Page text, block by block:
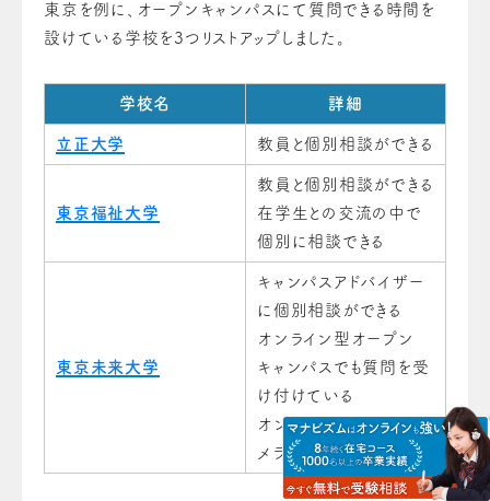
東京を例に、オープンキャンパスにて質問できる時間を
設けている学校を3つリストアップしました。
学校名 詳細
立正大学 教員と個別相談ができる
東京福祉大学
教員と個別相談ができる
在学生との交流の中で
個別に相談できる
東京未来大学
キャンパスアドバイザー
に個別相談ができる
オンライン型オープン
キャンパスでも質問を受
け付けている
オンライン型の場合にカ
メラオフでの参加も可能